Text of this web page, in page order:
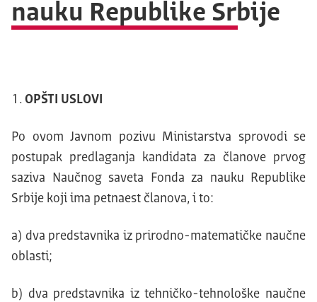
nauku Republike Srbije
OPŠTI USLOVI
Po ovom Javnom pozivu Ministarstva sprovodi se
postupak predlaganja kandidata za članove prvog
saziva Naučnog saveta Fonda za nauku Republike
Srbije koji ima petnaest članova, i to:
a) dva predstavnika iz prirodno-matematičke naučne
oblasti;
b) dva predstavnika iz tehničko-tehnološke naučne